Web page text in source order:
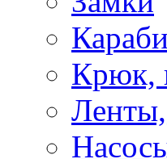
Крюк,